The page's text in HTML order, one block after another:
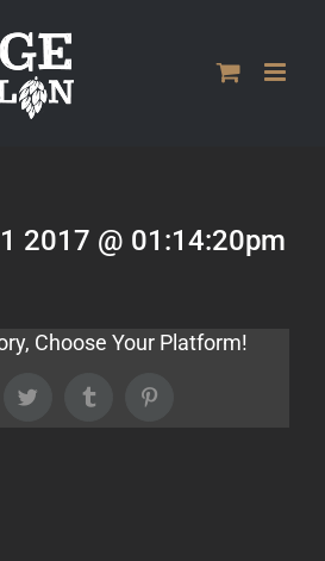
2017 @ 01:14:20pm
Choose Your Platform!
Twitter Tumblr